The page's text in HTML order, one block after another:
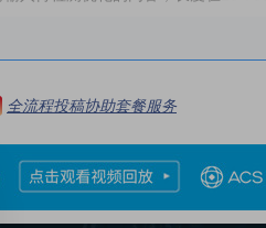
全流程投稿协助套餐服务